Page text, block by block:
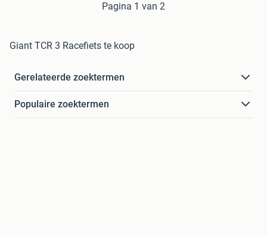
Pagina 1 van 2
Giant TCR 3 Racefiets te koop
Gerelateerde zoektermen
Populaire zoektermen